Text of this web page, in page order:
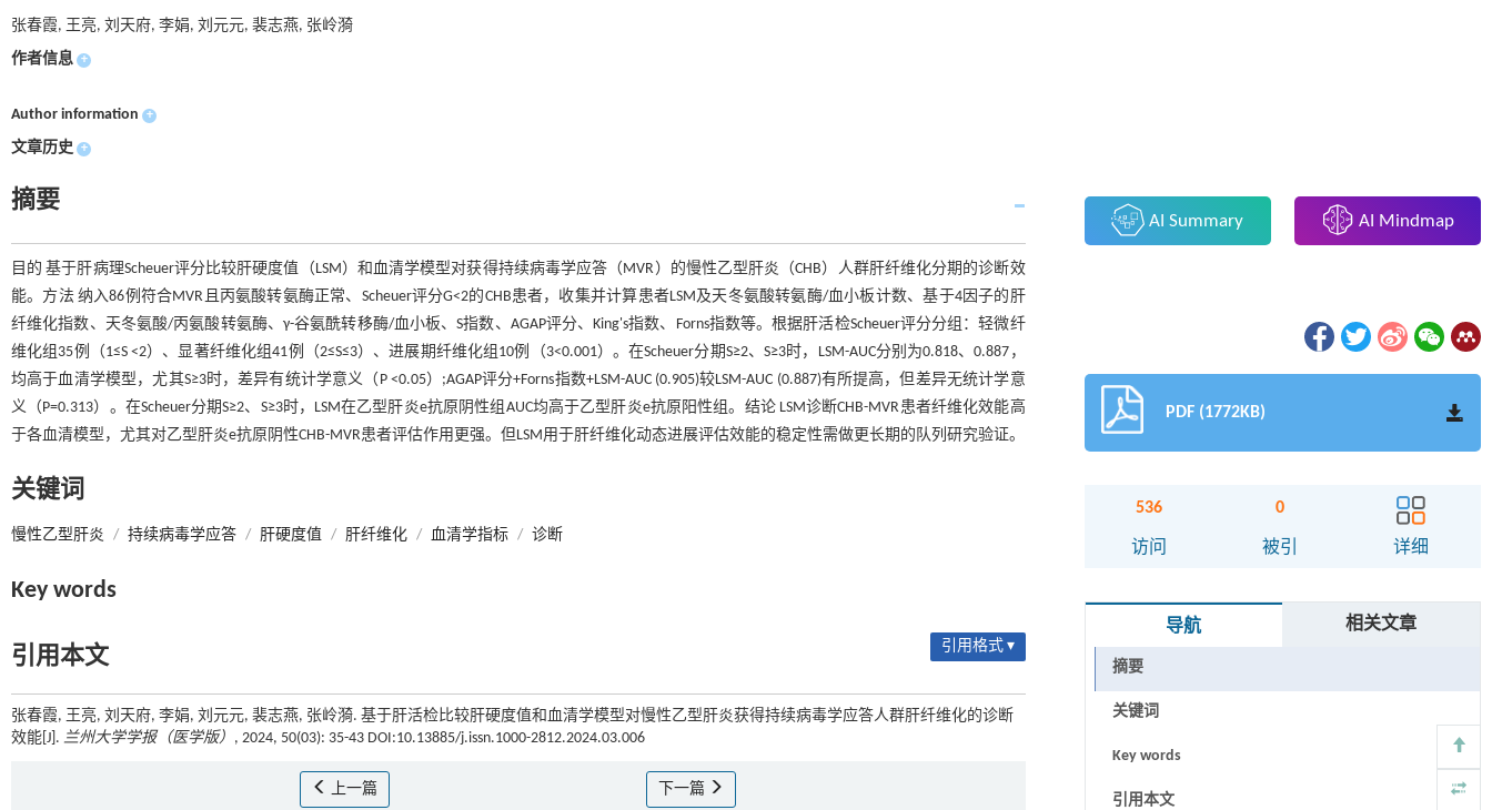
张春霞, 王亮, 刘天府, 李娟, 刘元元, 裴志燕, 张岭漪
作者信息 +
Author information +
文章历史 +
摘要
目的 基于肝病理Scheuer评分比较肝硬度值（LSM）和血清学模型对获得持续病毒学应答（MVR）的慢性乙型肝炎（CHB）人群肝纤维化分期的诊断效
能。方法 纳入86例符合MVR且丙氨酸转氨酶正常、Scheuer评分G<2的CHB患者，收集并计算患者LSM及天冬氨酸转氨酶/血小板计数、基于4因子的肝
纤维化指数、天冬氨酸/丙氨酸转氨酶、γ-谷氨酰转移酶/血小板、S指数、AGAP评分、King's指数、Forns指数等。根据肝活检Scheuer评分分组：轻微纤
维化组35例（1≤S <2）、显著纤维化组41例（2≤S≤3）、进展期纤维化组10例（3<0.001）。在Scheuer分期S≥2、S≥3时，LSM-AUC分别为0.818、0.887，
均高于血清学模型，尤其S≥3时，差异有统计学意义（P <0.05）;AGAP评分+Forns指数+LSM-AUC (0.905)较LSM-AUC (0.887)有所提高，但差异无统计学意
义（P=0.313）。在Scheuer分期S≥2、S≥3时，LSM在乙型肝炎e抗原阴性组AUC均高于乙型肝炎e抗原阳性组。结论 LSM诊断CHB-MVR患者纤维化效能高
于各血清模型，尤其对乙型肝炎e抗原阴性CHB-MVR患者评估作用更强。但LSM用于肝纤维化动态进展评估效能的稳定性需做更长期的队列研究验证。
关键词
慢性乙型肝炎 / 持续病毒学应答 / 肝硬度值 / 肝纤维化 / 血清学指标 / 诊断
Key words
引用本文 引用格式 ▾
张春霞, 王亮, 刘天府, 李娟, 刘元元, 裴志燕, 张岭漪. 基于肝活检比较肝硬度值和血清学模型对慢性乙型肝炎获得持续病毒学应答人群肝纤维化的诊断
效能[J]. 兰州大学学报（医学版） , 2024, 50(03): 35-43 DOI:10.13885/j.issn.1000-2812.2024.03.006
上一篇 下一篇
AI Summary AI Mindmap
PDF (1772KB)
536
访问
0
被引 详细
导航 相关文章
摘要
关键词
Key words
引用本文